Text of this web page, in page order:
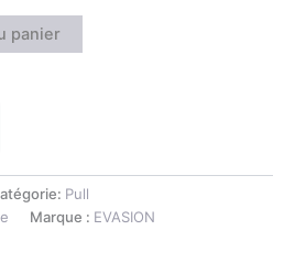
panier
Pull
Marque : EVASION